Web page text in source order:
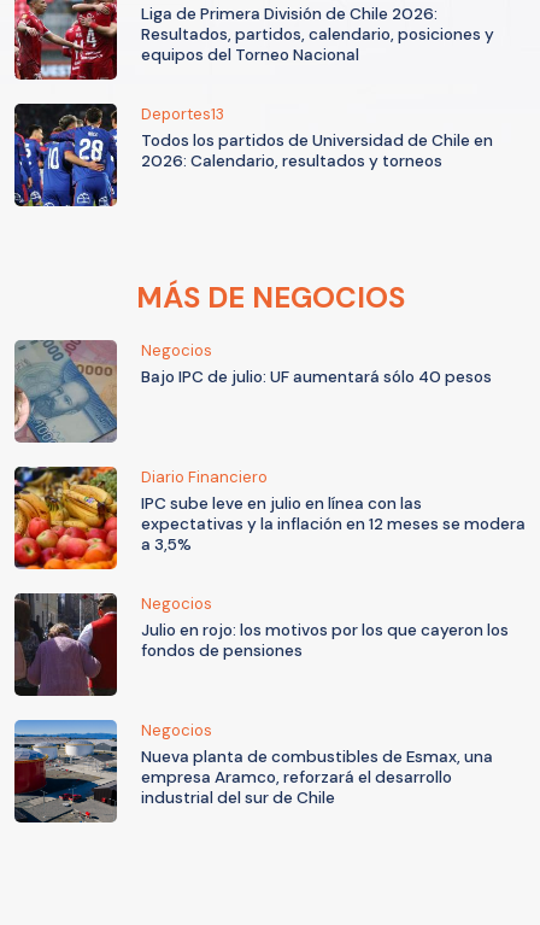
Liga de Primera División de Chile 2026:
Resultados, partidos, calendario, posiciones y
equipos del Torneo Nacional
Deportes13
Todos los partidos de Universidad de Chile en
2026: Calendario, resultados y torneos
MÁS DE NEGOCIOS
Negocios
Bajo IPC de julio: UF aumentará sólo 40 pesos
Diario Financiero
IPC sube leve en julio en línea con las
expectativas y la inflación en 12 meses se modera
a 3,5%
Negocios
Julio en rojo: los motivos por los que cayeron los
fondos de pensiones
Negocios
Nueva planta de combustibles de Esmax, una
empresa Aramco, reforzará el desarrollo
industrial del sur de Chile